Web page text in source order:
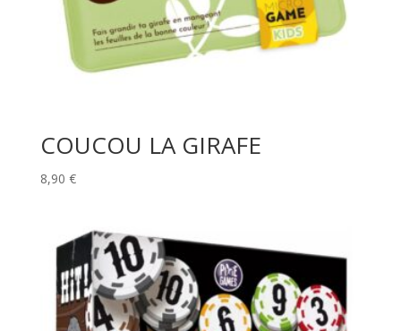
COUCOU LA GIRAFE
8,90 €